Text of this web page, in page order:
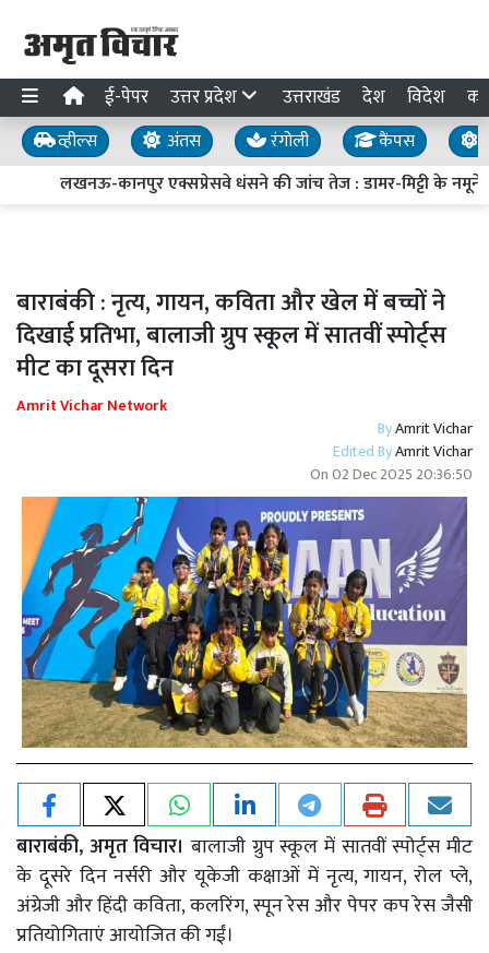
ई-पेपर उत्तर प्रदेश उत्तराखंड देश विदेश
व्हील्स अंतस रंगोली कैंपस
लखनऊ-कानपुर एक्सप्रेसवे धंसने की जांच तेज : डामर-मिट्टी के नमूने
बाराबंकी : नृत्य, गायन, कविता और खेल में बच्चों ने
दिखाई प्रतिभा, बालाजी ग्रुप स्कूल में सातवीं स्पोर्ट्स
मीट का दूसरा दिन
Amrit Vichar Network
ByAmrit Vichar
Edited ByAmrit Vichar
On02 Dec 2025 20:36:50
बाराबंकी, अमृत विचार। बालाजी ग्रुप स्कूल में सातवीं स्पोर्ट्स मीट
के दूसरे दिन नर्सरी और यूकेजी कक्षाओं में नृत्य, गायन, रोल प्ले,
अंग्रेजी और हिंदी कविता, कलरिंग, स्पून रेस और पेपर कप रेस जैसी
प्रतियोगिताएं आयोजित की गईं।